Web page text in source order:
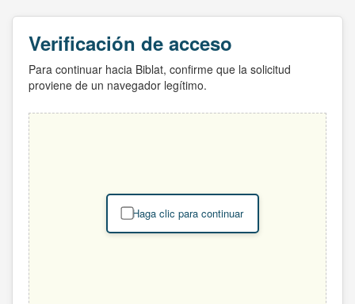
Verificación de acceso
Para continuar hacia Biblat, confirme que la solicitud
proviene de un navegador legítimo.
Haga clic para continuar